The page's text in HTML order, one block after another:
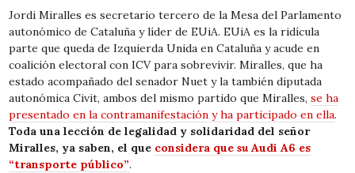
Jordi Miralles es secretario tercero de la Mesa del Parlamento
autonómico de Cataluña y líder de EUiA. EUiA es la ridícula
parte que queda de Izquierda Unida en Cataluña y acude en
coalición electoral con ICV para sobrevivir. Miralles, que ha
estado acompañado del senador Nuet y la también diputada
autonómica Civit, ambos del mismo partido que Miralles,se ha
presentado en la contramanifestación y ha participado en ella.
Toda una lección de legalidad y solidaridad del señor
Miralles, ya saben, el que considera quesu Audi A6 es
“transporte público”.